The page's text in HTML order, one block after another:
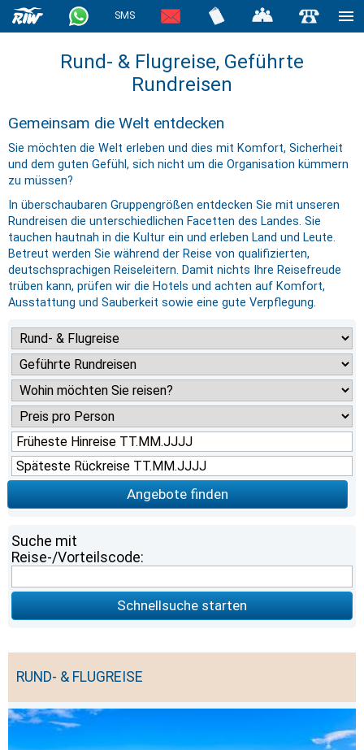
SMS
Rund- & Flugreise, Geführte
Rundreisen
Gemeinsam die Welt entdecken
Sie möchten die Welt erleben und dies mit Komfort, Sicherheit
und dem guten Gefühl, sich nicht um die Organisation kümmern
zu müssen?
In überschaubaren Gruppengrößen entdecken Sie mit unseren
Rundreisen die unterschiedlichen Facetten des Landes. Sie
tauchen hautnah in die Kultur ein und erleben Land und Leute.
Betreut werden Sie während der Reise von qualifizierten,
deutschsprachigen Reiseleitern. Damit nichts Ihre Reisefreude
trüben kann, prüfen wir die Hotels und achten auf Komfort,
Ausstattung und Sauberkeit sowie eine gute Verpflegung.
Angebote finden
Suche mit
Reise-/Vorteilscode:
Schnellsuche starten
RUND- & FLUGREISE